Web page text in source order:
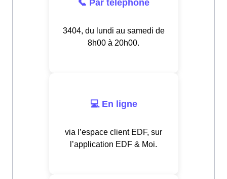
📞 Par téléphone
3404, du lundi au samedi de
8h00 à 20h00.
💻 En ligne
via l’espace client EDF, sur
l’application EDF & Moi.